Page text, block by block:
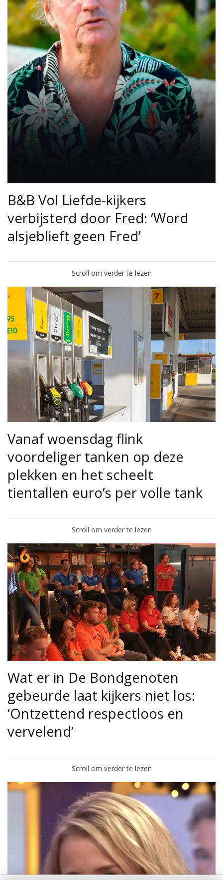
B&B Vol Liefde-kijkers
verbijsterd door Fred: ‘Word
alsjeblieft geen Fred’
Scroll om verder te lezen
Vanaf woensdag flink
voordeliger tanken op deze
plekken en het scheelt
tientallen euro’s per volle tank
Scroll om verder te lezen
Wat er in De Bondgenoten
gebeurde laat kijkers niet los:
‘Ontzettend respectloos en
vervelend’
Scroll om verder te lezen